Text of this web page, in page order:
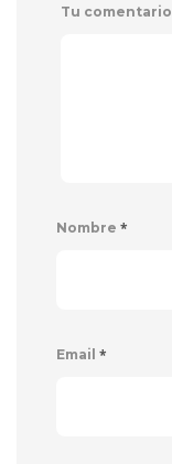
Tu comentario
Nombre *
Email *